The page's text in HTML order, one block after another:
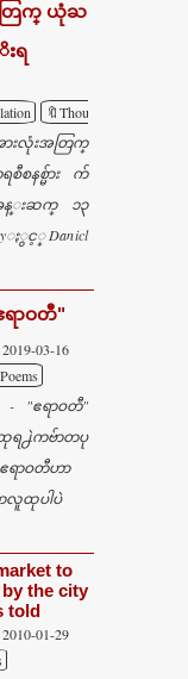
တြက္ ယုံႀ
ရ
🔖Thoughts
ားလုံးအတြက္
စနစ္မ်ား က်
န္းဆက္ ၁၃
ႏွင့္ Danicl
ရာဝတီ"
03-16
- "ဧရာဝတီ"
ထုရ႕ဲကဗ်ာတပု
ရာဝတီဟာ
လူထုပါပဲ
to
the city
told
01-29